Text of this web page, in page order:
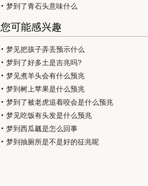
梦到了青石头意味什么
您可能感兴趣
梦见把孩子弄丢预示什么
梦到了好多土是吉兆吗?
梦见煮羊头会有什么预兆
梦到树上苹果是什么预兆
梦到了被老虎追着咬会是什么预兆
梦见吃饭有头发是什么预兆
梦到西瓜瓤是怎么回事
梦到抽厕所是不是好的征兆呢